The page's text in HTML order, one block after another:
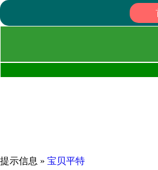
提示信息 » 宝贝平特